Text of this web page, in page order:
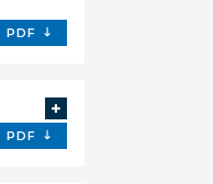
PDF
PDF